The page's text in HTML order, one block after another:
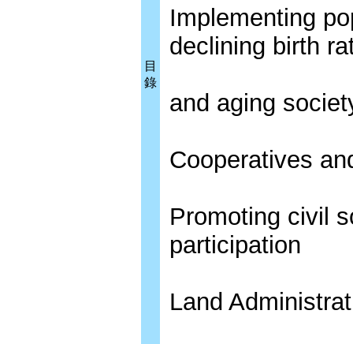
目
錄
Implementing
declining birth
and aging
Cooperatives
Promoting civil
participation
Land